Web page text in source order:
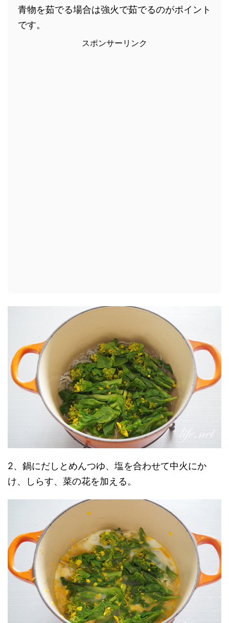
青物を茹でる場合は強火で茹でるのがポイント
です。
スポンサーリンク
2、鍋にだしとめんつゆ、塩を合わせて中火にか
け、しらす、菜の花を加える。